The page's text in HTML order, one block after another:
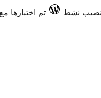
تم اختبارها مع 5.8.14